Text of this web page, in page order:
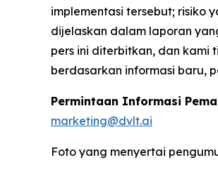
implementasi tersebut; risiko
dijelaskan dalam laporan
pers ini diterbitkan, dan kami
berdasarkan informasi baru,
Permintaan Informasi
marketing@dvlt.ai
Foto yang menyertai